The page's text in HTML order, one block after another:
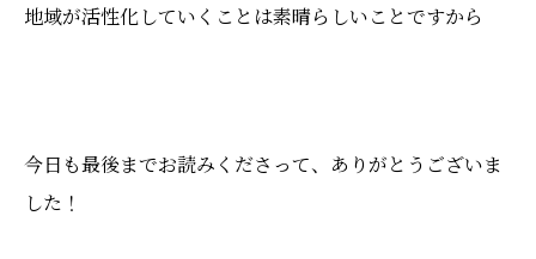
地域が活性化していくことは素晴らしいことですから
今日も最後までお読みくださって、ありがとうございま
した！